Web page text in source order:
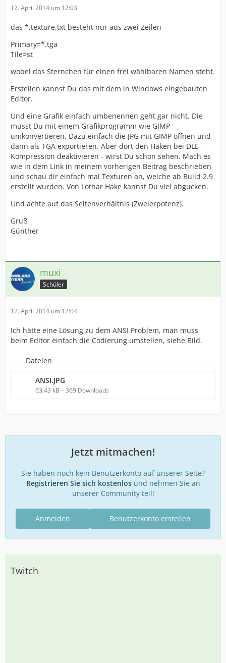
12. April 2014 um 12:03
das *.texture.txt besteht nur aus zwei Zeilen
Primary=*.tga
Tile=st
wobei das Sternchen für einen frei wählbaren Namen steht.
Erstellen kannst Du das mit dem in Windows eingebauten
Editor.
Und eine Grafik einfach umbenennen geht gar nicht. Die
musst Du mit einem Grafikprogramm wie GIMP
umkonvertieren. Dazu einfach die JPG mit GIMP öffnen und
dann als TGA exportieren. Aber dort den Haken bei DLE-
Kompression deaktivieren - wirst Du schon sehen. Mach es
wie in dem Link in meinem vorherigen Beitrag beschrieben
und schau dir einfach mal Texturen an, welche ab Build 2.9
erstellt wurden. Von Lothar Hake kannst Du viel abgucken.
Und achte auf das Seitenverhältnis (Zweierpotenz).
Gruß
Günther
muxi
Schüler
12. April 2014 um 12:04
Ich hätte eine Lösung zu dem ANSI Problem, man muss
beim Editor einfach die Codierung umstellen, siehe Bild.
Dateien
ANSI.JPG
63,43 kB – 369 Downloads
Jetzt mitmachen!
Sie haben noch kein Benutzerkonto auf unserer Seite?
Registrieren Sie sich kostenlosund nehmen Sie an
unserer Community teil!
Benutzerkonto erstellen
Anmelden
Twitch